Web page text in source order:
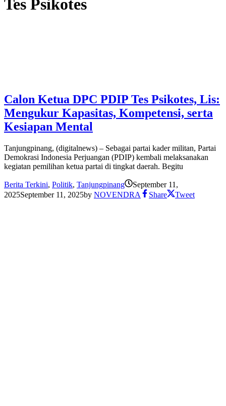
Tes Psikotes
Calon Ketua DPC PDIP Tes Psikotes, Lis:
Mengukur Kapasitas, Kompetensi, serta
Kesiapan Mental
Tanjungpinang, (digitalnews) – Sebagai partai kader militan, Partai
Demokrasi Indonesia Perjuangan (PDIP) kembali melaksanakan
kegiatan pemilihan ketua partai di tingkat daerah. Begitu
Berita Terkini, Politik, Tanjungpinang
September 11,
2025September 11, 2025by NOVENDRA Share Tweet